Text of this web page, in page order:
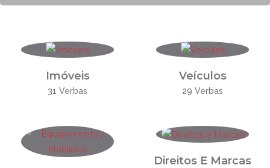
Imóveis
31 Verbas
Veículos
29 Verbas
Direitos E Marcas